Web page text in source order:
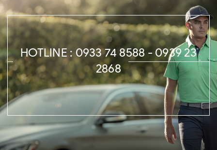
HOTLINE : 0933 74 8588 - 0939 23
2868